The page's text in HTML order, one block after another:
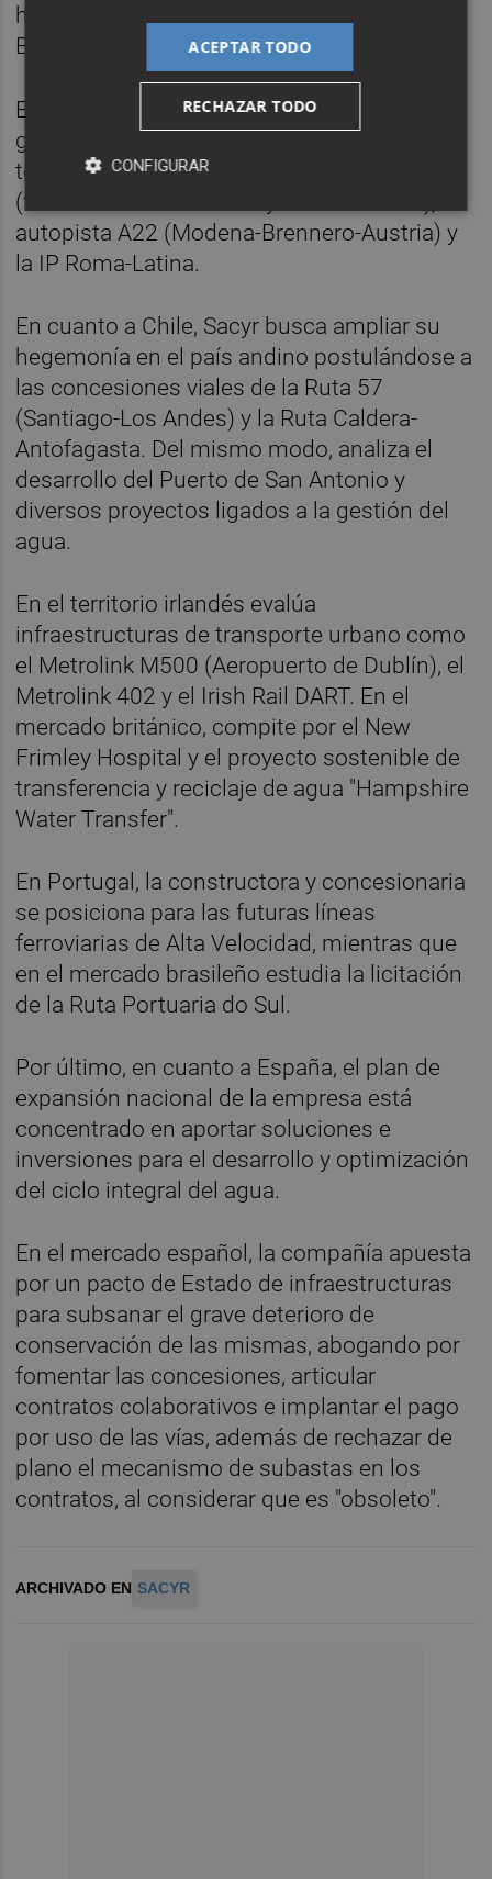
hospital de Peel y el Estadio Olímpico de
Brisbane.
En Italia, la firma tiene el foco puesto en la
gestión de importantes redes de transporte
terrestre, incluyendo las autopistas A4
(tramos Brescia-Padova y Torino-Milano), la
autopista A22 (Modena-Brennero-Austria) y
la IP Roma-Latina.
En cuanto a Chile, Sacyr busca ampliar su
hegemonía en el país andino postulándose a
las concesiones viales de la Ruta 57
(Santiago-Los Andes) y la Ruta Caldera-
Antofagasta. Del mismo modo, analiza el
desarrollo del Puerto de San Antonio y
diversos proyectos ligados a la gestión del
agua.
En el territorio irlandés evalúa
infraestructuras de transporte urbano como
el Metrolink M500 (Aeropuerto de Dublín), el
Metrolink 402 y el Irish Rail DART. En el
mercado británico, compite por el New
Frimley Hospital y el proyecto sostenible de
transferencia y reciclaje de agua "Hampshire
Water Transfer".
En Portugal, la constructora y concesionaria
se posiciona para las futuras líneas
ferroviarias de Alta Velocidad, mientras que
en el mercado brasileño estudia la licitación
de la Ruta Portuaria do Sul.
Por último, en cuanto a España, el plan de
expansión nacional de la empresa está
concentrado en aportar soluciones e
inversiones para el desarrollo y optimización
del ciclo integral del agua.
En el mercado español, la compañía apuesta
por un pacto de Estado de infraestructuras
para subsanar el grave deterioro de
conservación de las mismas, abogando por
fomentar las concesiones, articular
contratos colaborativos e implantar el pago
por uso de las vías, además de rechazar de
plano el mecanismo de subastas en los
contratos, al considerar que es "obsoleto".
ARCHIVADO EN SACYR
ACEPTAR TODO
RECHAZAR TODO
CONFIGURAR